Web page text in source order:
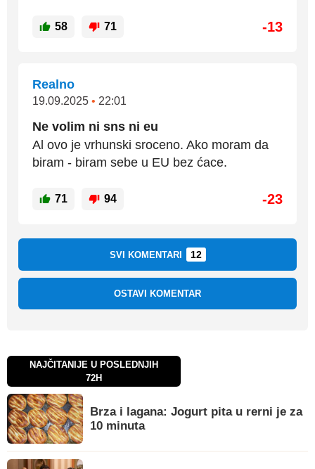
58 71 -13
Realno
19.09.2025 • 22:01
Ne volim ni sns ni eu
Al ovo je vrhunski sroceno. Ako moram da
biram - biram sebe u EU bez ćace.
71 94 -23
SVI KOMENTARI 12
OSTAVI KOMENTAR
NAJČITANIJE U POSLEDNJIH
72H
Brza i lagana: Jogurt pita u rerni je za
10 minuta